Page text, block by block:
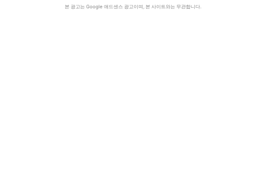
본 광고는 Google 애드센스 광고이며, 본 사이트와는 무관합니다.